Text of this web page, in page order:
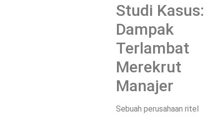
Studi Kasus:
Dampak
Terlambat
Merekrut
Manajer
Sebuah perusahaan ritel